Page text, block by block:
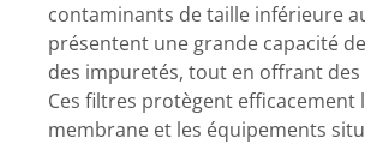
contaminants de taille inférieure
présentent une grande capacité
des impuretés, tout en offrant des
Ces filtres protègent efficacement
membrane et les équipements